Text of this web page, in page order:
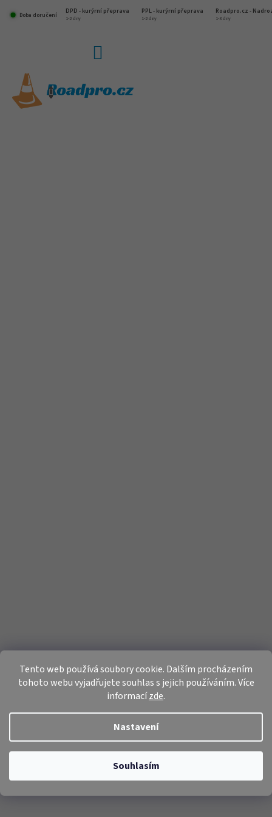
Tento web používá soubory cookie. Dalším procházením
tohoto webu vyjadřujete souhlas s jejich používáním. Více
informacízde.
Nastavení
Souhlasím
Doba doručení
DPD - kurýrní přeprava PPL - kurýrní přeprava Roadpro.cz -
1-2 dny 1-2 dny 1-3 dny